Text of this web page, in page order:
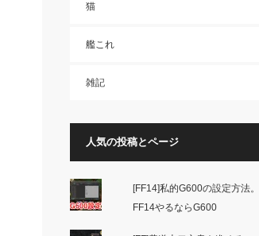
猫
艦これ
雑記
人気の投稿とページ
[FF14]私的G600の設定方法
FF14やるならG600